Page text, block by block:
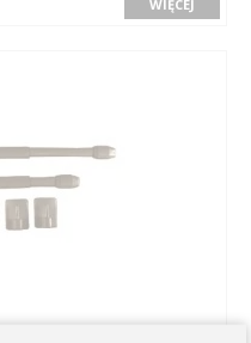
WIĘCEJ